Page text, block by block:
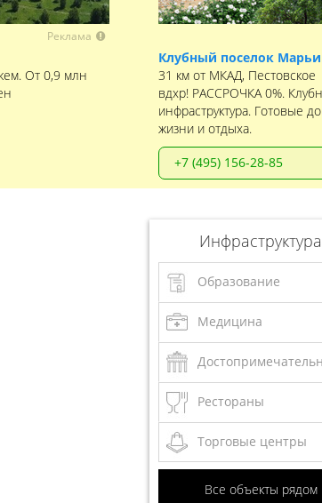
Реклама
От 0,9 млн
Клубный поселок
31 км от МКАД, Пестовское
вдхр! РАССРОЧКА 0%.
инфраструктура. Готовые
жизни и отдыха.
+7 (495) 156-28-85
Инфраструктура
Образование
Медицина
Рестораны
Торговые центры
Все объекты рядом